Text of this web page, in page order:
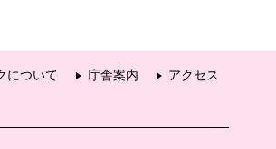
について 庁舎案内
アクセス